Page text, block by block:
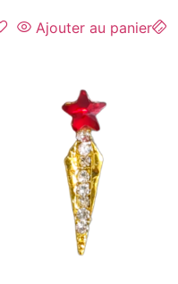
Ajouter au panier